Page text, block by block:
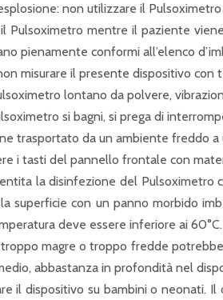
non utilizzare il
il Pulsoximetro mentre il paziente
pienamente conformi all’elenco
misurare il presente dispositivo
lontano da polvere,
si bagni, si prega di
trasportato da un ambiente freddo
i tasti del pannello frontale con
la disinfezione del Pulsoximetro
superficie con un panno morbido
deve essere inferiore ai 60°C.
magre o troppo fredde
abbastanza in profondità nel
il dispositivo su bambini o neonati.